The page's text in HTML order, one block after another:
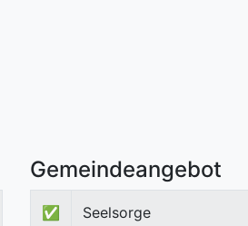
Gemeindeangebot
✅ Seelsorge